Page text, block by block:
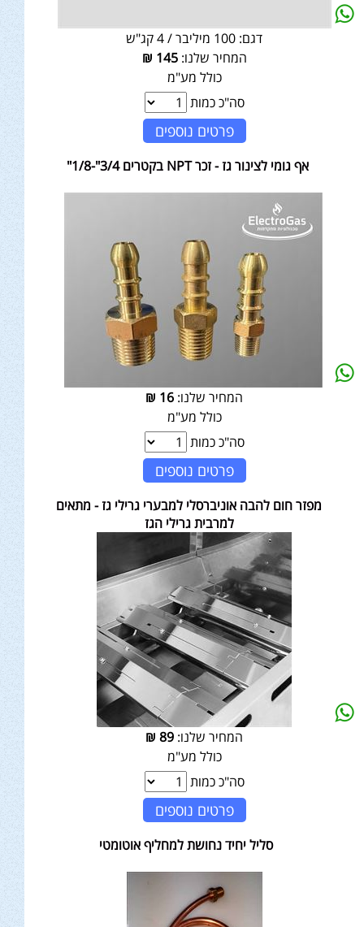
דגם: 100 מיליבר / 4 קג"ש
המחיר שלנו:145
₪
כולל מע"מ
סה"כ כמות
פרטים נוספים
אף גומי לצינור גז - זכר NPT בקטרים 3/4"-1/8"
המחיר שלנו: 16
₪
כולל מע"מ
סה"כ כמות
פרטים נוספים
מפזר חום להבה אוניברסלי למבערי גרילי גז - מתאים
למרבית גרילי הגז
המחיר שלנו: 89
₪
כולל מע"מ
סה"כ כמות
פרטים נוספים
סליל יחיד נחושת למחליף אוטומטי